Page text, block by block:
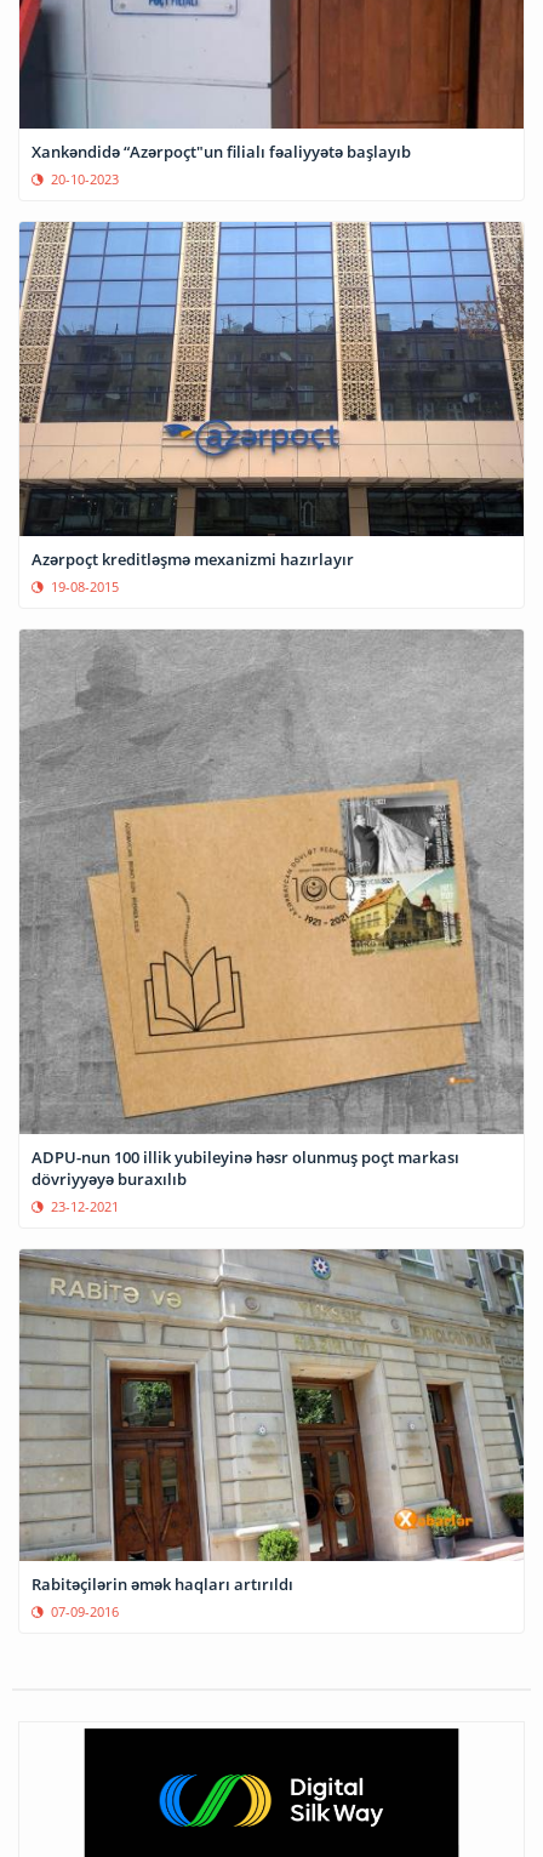
Xankəndidə “Azərpoçt"un filialı fəaliyyətə başlayıb
20-10-2023
Azərpoçt kreditləşmə mexanizmi hazırlayır
19-08-2015
ADPU-nun 100 illik yubileyinə həsr olunmuş poçt markası
dövriyyəyə buraxılıb
23-12-2021
Rabitəçilərin əmək haqları artırıldı
07-09-2016